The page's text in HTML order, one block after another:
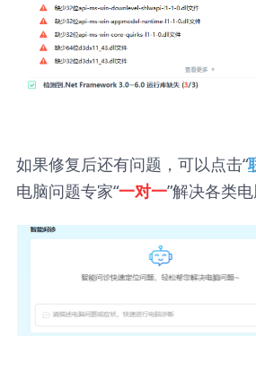
如果修复后还有问题，可以点击“
电脑问题专家“一对一”解决各类电